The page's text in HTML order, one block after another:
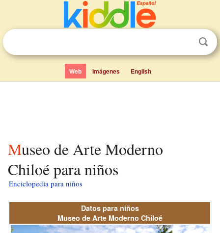
Web Imágenes English
Museo de Arte Moderno
Chiloé para niños
Enciclopedia para niños
Datos para niños
Museo de Arte Moderno Chiloé